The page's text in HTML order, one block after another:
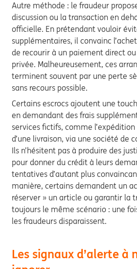
Autre méthode : le fraudeur
discussion ou la transaction en
officielle. En prétendant vouloir
supplémentaires, il convainc
de recourir à un paiement direct
privée. Malheureusement, ces
terminent souvent par une perte
sans recours possible.
Certains escrocs ajoutent une
en demandant des frais
services fictifs, comme
d’une livraison, via une société de
Ils n’hésitent pas à produire des
pour donner du crédit à leurs
tentatives d’autant plus
manière, certains demandent un
réserver » un article ou garantir la
toujours le même scénario : une
les fraudeurs disparaissent.
Les signaux d’alerte à